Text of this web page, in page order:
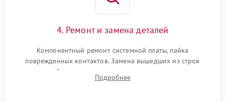
4. Ремонт и замена деталей
Компонентный ремонт системной платы, пайка
поврежденных контактов. Замена вышедших из строя
двигателей, изношенного аккумулятора, неисправного
лидара или помпы подачи воды. Восстановление шлейфов и
Подробнее